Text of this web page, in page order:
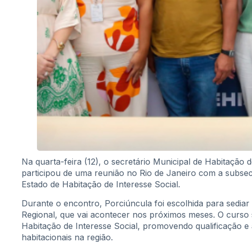
Na quarta-feira (12), o secretário Municipal de Habitação
participou de uma reunião no Rio de Janeiro com a
Estado de Habitação de Interesse Social.
Durante o encontro, Porciúncula foi escolhida para
Regional, que vai acontecer nos próximos meses. O
Habitação de Interesse Social, promovendo qualificação
habitacionais na região.